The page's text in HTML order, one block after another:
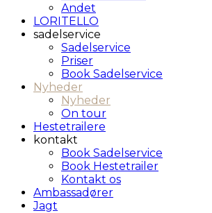
Andet
LORITELLO
sadelservice
Sadelservice
Priser
Book Sadelservice
Nyheder
Nyheder
On tour
Hestetrailere
kontakt
Book Sadelservice
Book Hestetrailer
Kontakt os
Ambassadører
Jagt